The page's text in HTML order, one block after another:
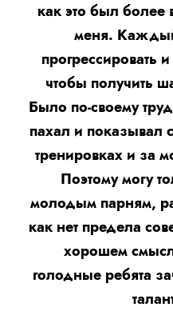
как это был
меня.
прогрессировать
чтобы получить
Было по-своему
пахал и показывал
тренировках и за
Поэтому могу
молодым парням,
как нет предела
хорошем
голодные ребята